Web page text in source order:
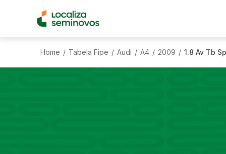
Home / Tabela Fipe / Audi / A4 / 2009 / 1.8 Av Tb